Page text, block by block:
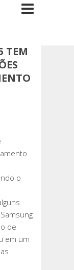
TEM
o
de
em um